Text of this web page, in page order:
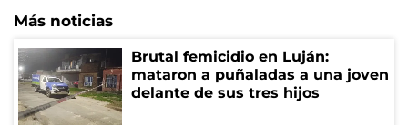
Más noticias
Brutal femicidio en Luján:
mataron a puñaladas a una joven
delante de sus tres hijos